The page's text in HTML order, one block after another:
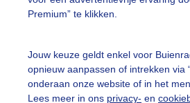
Premium” te klikken.
Jouw keuze geldt enkel voor
opnieuw aanpassen of intrekken via
onderaan onze website of in het
Lees meer in ons privacy- en
vragen